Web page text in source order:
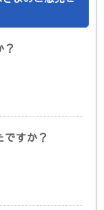
？
ですか？